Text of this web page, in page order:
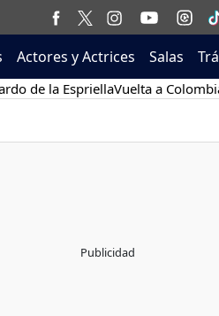
Actores y Actrices Salas
de la EspriellaVuelta a